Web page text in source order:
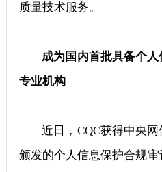
质量技术服务。
成为国内首批具备个
专业机构
近日，CQC获得中央
颁发的个人信息保护合规